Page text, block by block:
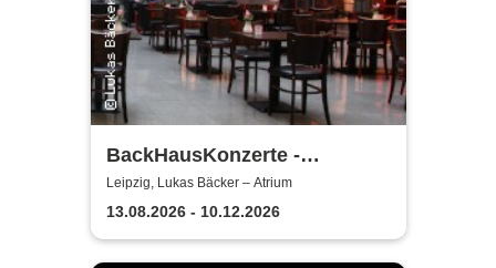
BackHausKonzerte -
Kammermusik mit der
Sinfonia Leipzig
Leipzig, Lukas Bäcker – Atrium
13.08.2026 - 10.12.2026